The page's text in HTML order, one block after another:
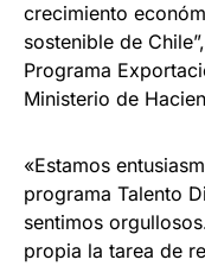
crecimiento
sostenible de
Programa
Ministerio de
«Estamos
programa Talento
sentimos
propia la tarea de